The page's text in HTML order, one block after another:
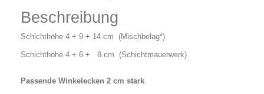
Beschreibung
Schichthöhe 4 + 9 + 14 cm (Mischbelag*)
Schichthöhe 4 + 6 + 8 cm (Schichtmauerwerk)
Passende Winkelecken 2 cm stark